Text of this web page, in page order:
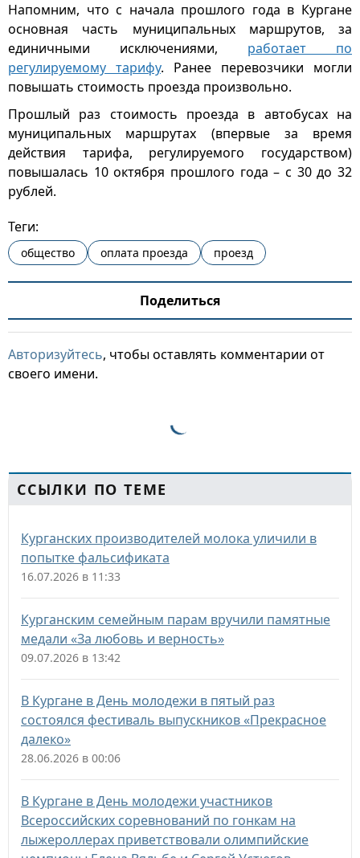
Напомним, что с начала прошлого года в Кургане
основная часть муниципальных маршрутов, за
единичными исключениями, работает по
регулируемому тарифу. Ранее перевозчики могли
повышать стоимость проезда произвольно.
Прошлый раз стоимость проезда в автобусах на
муниципальных маршрутах (впервые за время
действия тарифа, регулируемого государством)
повышалась 10 октября прошлого года – с 30 до 32
рублей.
Теги:
общество оплата проезда проезд
Поделиться
Авторизуйтесь, чтобы оставлять комментарии от
своего имени.
ССЫЛКИ ПО ТЕМЕ
Курганских производителей молока уличили в
попытке фальсификата
16.07.2026 в 11:33
Курганским семейным парам вручили памятные
медали «За любовь и верность»
09.07.2026 в 13:42
В Кургане в День молодежи в пятый раз
состоялся фестиваль выпускников «Прекрасное
далеко»
28.06.2026 в 00:06
В Кургане в День молодежи участников
Всероссийских соревнований по гонкам на
лыжероллерах приветствовали олимпийские